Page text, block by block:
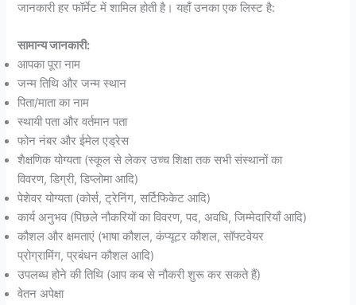
जानकारी हर फॉर्मेट में शामिल होती है। यहाँ उनका एक लिस्ट है:
सामान्य जानकारी:
आपका पूरा नाम
जन्म तिथि और जन्म स्थान
पिता/माता का नाम
स्थायी पता और वर्तमान पता
फोन नंबर और ईमेल एड्रेस
शैक्षणिक योग्यता (स्कूल से लेकर उच्च शिक्षा तक सभी संस्थानों का
विवरण, डिग्री, डिप्लोमा आदि)
पेशेवर योग्यता (कोर्स, ट्रेनिंग, सर्टिफिकेट आदि)
कार्य अनुभव (पिछले नौकरियों का विवरण, पद, अवधि, जिम्मेदारियाँ आदि)
कौशल और क्षमताएं (भाषा कौशल, कंप्यूटर कौशल, सॉफ्टवेयर
प्रोग्रामिंग, प्रबंधन कौशल आदि)
उपलब्ध होने की तिथि (आप कब से नौकरी शुरू कर सकते हैं)
वेतन अपेक्षा